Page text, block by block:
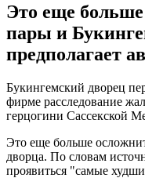
Это еще
пары и
предполагает
Букингемский дворец
фирме расследование
герцогини Сассекской
Это еще больше
дворца. По словам
проявиться "самые